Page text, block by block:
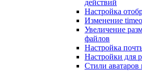
действий
Настройка
Изменение
Увеличение
файлов
Настройка
Настройки для
Стили аватаров